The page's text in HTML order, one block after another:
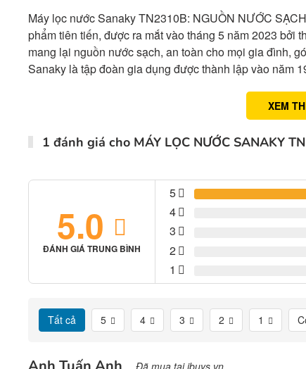
Máy lọc nước Sanaky TN2310B: NGUỒN NƯỚC
phẩm tiên tiến, được ra mắt vào tháng 5 năm 2023 bởi
mang lại nguồn nước sạch, an toàn cho mọi gia đình,
Sanaky là tập đoàn gia dụng được thành lập vào năm
XEM
1 đánh giá cho MÁY LỌC NƯỚC SANAKY
5.0
ĐÁNH GIÁ TRUNG BÌNH
5
4
3
2
1
Tất cả 5 4 3 2 1